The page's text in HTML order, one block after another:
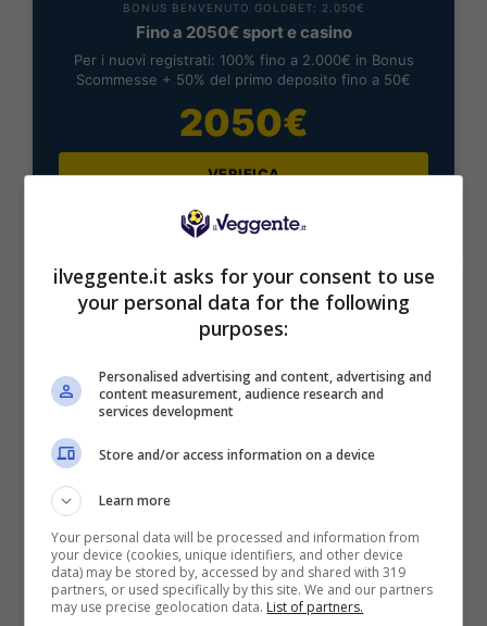
BONUS BENVENUTO GOLDBET: 2.050€
Fino a 2050€ sport e casino
Per i nuovi registrati: 100% fino a 2.000€ in Bonus
Scommesse + 50% del primo deposito fino a 50€
2050€
VERIFICA
Mostra Informazioni
BONUS BENVENUTO LOTTOMATICA: 2050€
Fino a 2050€ bonus scommesse e sport
Bonus Scommesse + 100% fino a 2000€ in Bonus
VERIFICA
ilveggente.it asks for your consent to use
your personal data for the following
purposes:
Personalised advertising and content, advertising and
content measurement, audience research and
services development
Store and/or access information on a device
Learn more
Your personal data will be processed and information from
your device (cookies, unique identifiers, and other device
data) may be stored by, accessed by and shared with 319
partners, or used specifically by this site. We and our partners
may use precise geolocation data. List of partners.